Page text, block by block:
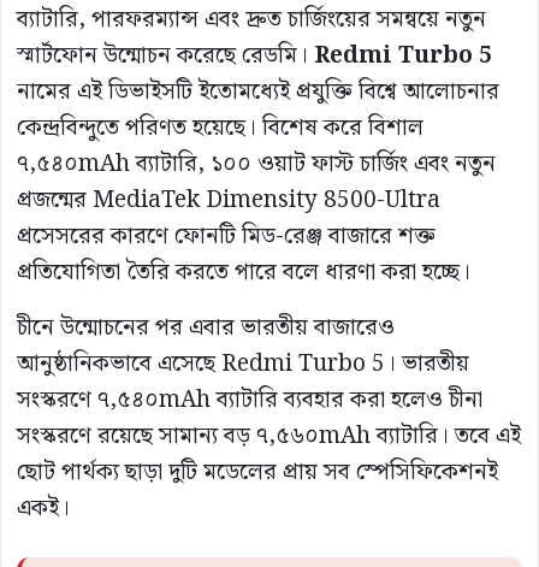
ব্যাটারি, পারফরম্যান্স এবং দ্রুত চার্জিংয়ের সমন্বয়ে নতুন
স্মার্টফোন উন্মোচন করেছে রেডমি। Redmi Turbo 5
নামের এই ডিভাইসটি ইতোমধ্যেই প্রযুক্তি বিশ্বে আলোচনার
কেন্দ্রবিন্দুতে পরিণত হয়েছে। বিশেষ করে বিশাল
৭,৫৪০mAh ব্যাটারি, ১০০ ওয়াট ফাস্ট চার্জিং এবং নতুন
প্রজন্মের MediaTek Dimensity 8500-Ultra
প্রসেসরের কারণে ফোনটি মিড-রেঞ্জ বাজারে শক্ত
প্রতিযোগিতা তৈরি করতে পারে বলে ধারণা করা হচ্ছে।
চীনে উন্মোচনের পর এবার ভারতীয় বাজারেও
আনুষ্ঠানিকভাবে এসেছে Redmi Turbo 5। ভারতীয়
সংস্করণে ৭,৫৪০mAh ব্যাটারি ব্যবহার করা হলেও চীনা
সংস্করণে রয়েছে সামান্য বড় ৭,৫৬০mAh ব্যাটারি। তবে এই
ছোট পার্থক্য ছাড়া দুটি মডেলের প্রায় সব স্পেসিফিকেশনই
একই।